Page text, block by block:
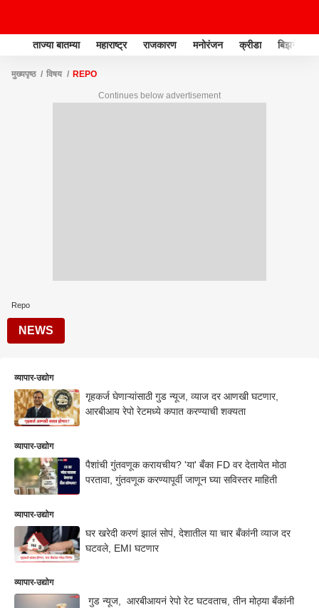
ताज्या बातम्या महाराष्ट्र राजकारण मनोरंजन क्रीडा बिझनेस
मुख्यपृष्ठ विषय REPO
Continues below advertisement
Repo
NEWS
व्यापार-उद्योग
गृहकर्ज घेणाऱ्यांसाठी गुड न्यूज, व्याज दर आणखी घटणार,
आरबीआय रेपो रेटमध्ये कपात करण्याची शक्यता
व्यापार-उद्योग
पैशांची गुंतवणूक करायचीय? 'या' बँका FD वर देतायेत मोठा
परतावा, गुंतवणूक करण्यापूर्वी जाणून घ्या सविस्तर माहिती
व्यापार-उद्योग
घर खरेदी करणं झालं सोपं, देशातील या चार बँकांनी व्याज दर
घटवले, EMI घटणार
व्यापार-उद्योग
गुड न्यूज, आरबीआयनं रेपो रेट घटवताच, तीन मोठ्या बँकांनी